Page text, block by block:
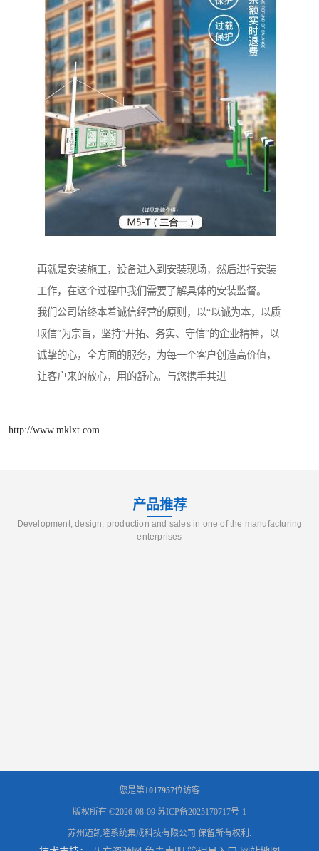
再就是安装施工，设备进入到安装现场，然后进行安装
工作，在这个过程中我们需要了解具体的安装监督。
我们公司始终本着诚信经营的原则，以“以诚为本，以质
取信”为宗旨，坚持“开拓、务实、守信”的企业精神，以
诚挚的心，全方面的服务，为每一个客户创造高价值，
让客户来的放心，用的舒心。与您携手共进
http://www.mklxt.com
产品推荐
Development, design, production and sales in one of the manufacturing
enterprises
您是第1017957位访客
版权所有 ©2026-08-09 苏ICP备2025170717号-1
苏州迈凯隆系统集成科技有限公司 保留所有权利.